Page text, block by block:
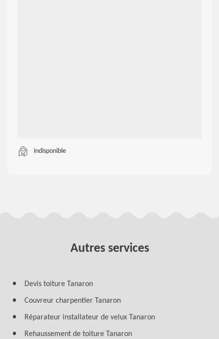
indisponible
Autres services
Devis toiture Tanaron
Couvreur charpentier Tanaron
Réparateur installateur de velux Tanaron
Rehaussement de toiture Tanaron